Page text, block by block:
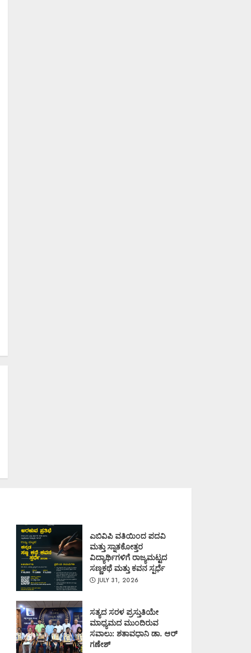
ಎಬಿವಿಪಿ ವತಿಯಿಂದ ಪದವಿ
ಮತ್ತು ಸ್ನಾತಕೋತ್ತರ
ವಿದ್ಯಾರ್ಥಿಗಳಿಗೆ ರಾಜ್ಯಮಟ್ಟದ
ಸಣ್ಣಕಥೆ ಮತ್ತು ಕವನ ಸ್ಪರ್ಧೆ
JULY 31, 2026
ಸತ್ಯದ ಸರಳ ಪ್ರಸ್ತುತಿಯೇ
ಮಾಧ್ಯಮದ ಮುಂದಿರುವ
ಸವಾಲು: ಶತಾವಧಾನಿ ಡಾ. ಆರ್
ಗಣೇಶ್